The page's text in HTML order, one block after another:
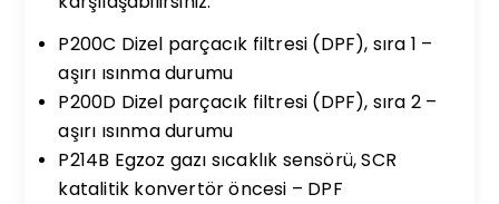
P200C Dizel parçacık filtresi (DPF), sıra 1 –
aşırı ısınma durumu
P200D Dizel parçacık filtresi (DPF), sıra 2 –
aşırı ısınma durumu
P214B Egzoz gazı sıcaklık sensörü, SCR
katalitik konvertör öncesi – DPF